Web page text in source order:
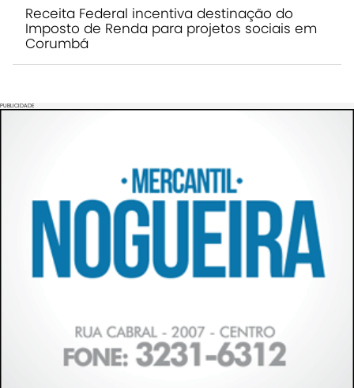
Receita Federal incentiva destinação do
Imposto de Renda para projetos sociais em
Corumbá
PUBLICIDADE